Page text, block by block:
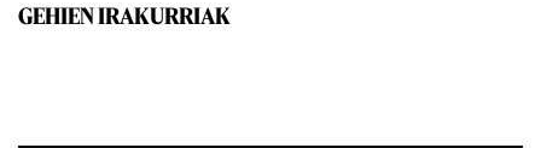
GEHIEN IRAKURRIAK